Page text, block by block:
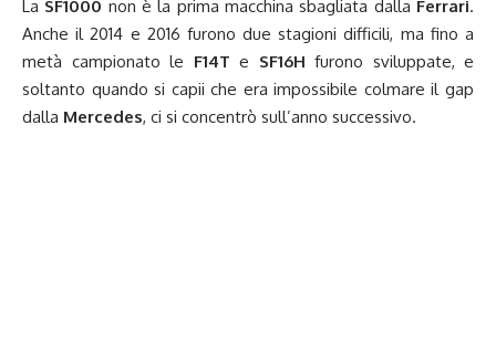
La SF1000 non è la prima macchina sbagliata dalla Ferrari.
Anche il 2014 e 2016 furono due stagioni difficili, ma fino a
metà campionato le F14T e SF16H furono sviluppate, e
soltanto quando si capii che era impossibile colmare il gap
dalla Mercedes, ci si concentrò sull’anno successivo.